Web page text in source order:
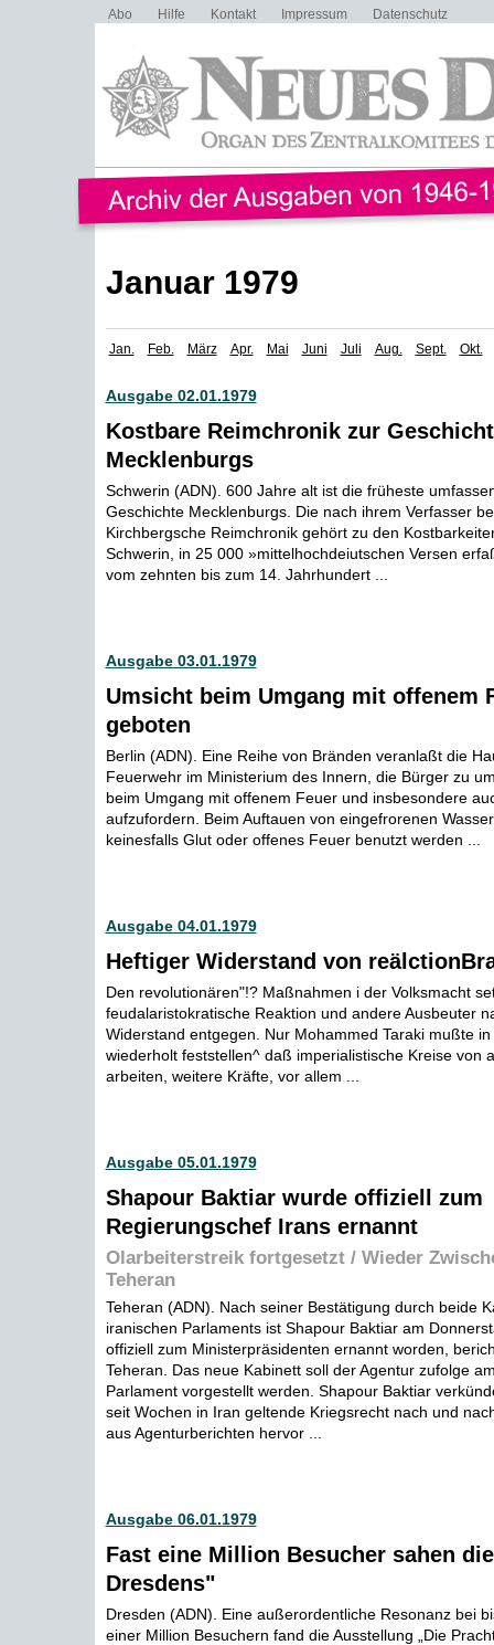
Abo Hilfe Kontakt Impressum Datenschutz
Januar 1979
Jan. Feb. März Apr. Mai Juni Juli Aug. Sept. Okt.
Ausgabe 02.01.1979
Kostbare Reimchronik zur
Mecklenburgs
Schwerin (ADN). 600 Jahre alt ist die früheste
Geschichte Mecklenburgs. Die nach ihrem Verfasser
Kirchbergsche Reimchronik gehört zu den
Schwerin, in 25 000 »mittelhochdeiutschen Versen
vom zehnten bis zum 14. Jahrhundert ...
Ausgabe 03.01.1979
Umsicht beim Umgang mit offenem
geboten
Berlin (ADN). Eine Reihe von Bränden veranlaßt die
Feuerwehr im Ministerium des Innern, die Bürger zu
beim Umgang mit offenem Feuer und insbesondere
aufzufordern. Beim Auftauen von eingefrorenen
keinesfalls Glut oder offenes Feuer benutzt werden ...
Ausgabe 04.01.1979
Heftiger Widerstand von
Den revolutionären"!? Maßnahmen i der Volksmacht
feudalaristokratische Reaktion und andere Ausbeuter
Widerstand entgegen. Nur Mohammed Taraki mußte
wiederholt feststellen^ daß imperialistische Kreise von
arbeiten, weitere Kräfte, vor allem ...
Ausgabe 05.01.1979
Shapour Baktiar wurde offiziell zum
Regierungschef Irans ernannt
Olarbeiterstreik fortgesetzt / Wieder
Teheran
Teheran (ADN). Nach seiner Bestätigung durch beide
iranischen Parlaments ist Shapour Baktiar am
offiziell zum Ministerpräsidenten ernannt worden,
Teheran. Das neue Kabinett soll der Agentur zufolge
Parlament vorgestellt werden. Shapour Baktiar
seit Wochen in Iran geltende Kriegsrecht nach und
aus Agenturberichten hervor ...
Ausgabe 06.01.1979
Fast eine Million Besucher sahen
Dresdens"
Dresden (ADN). Eine außerordentliche Resonanz bei
einer Million Besuchern fand die Ausstellung „Die